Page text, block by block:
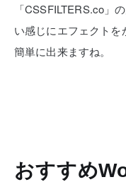
「CSSFILTERS.co」
い感じにエフェクト
簡単に出来ますね。
おすすめ